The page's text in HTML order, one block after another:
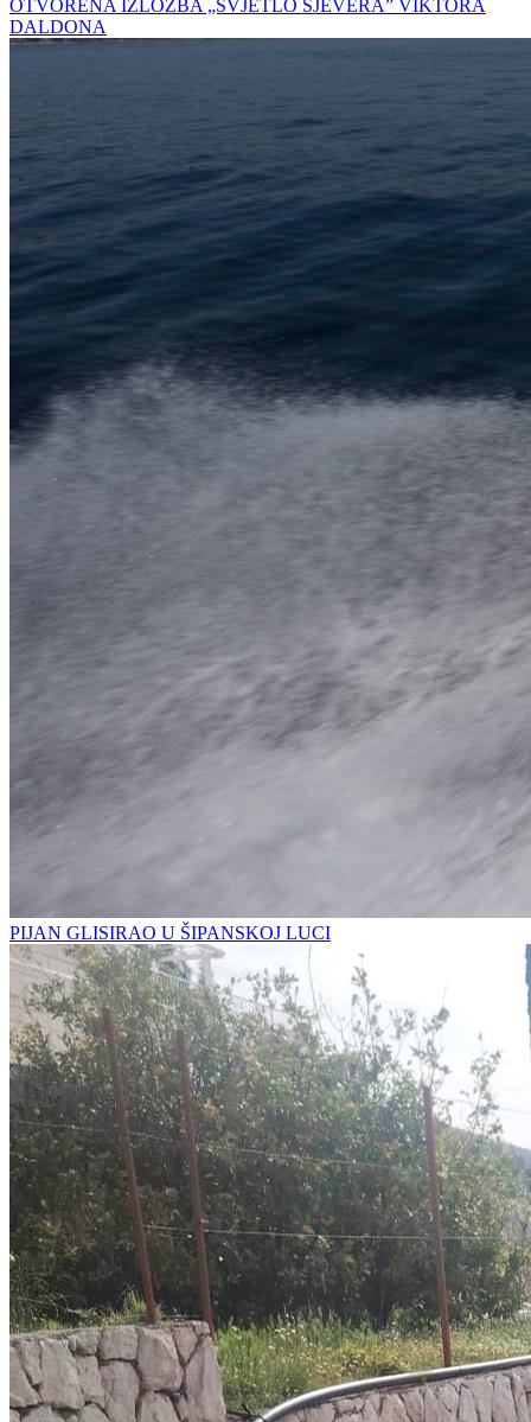
OTVORENA IZLOŽBA „SVJETLO SJEVERA” VIKTORA
DALDONA
PIJAN GLISIRAO U ŠIPANSKOJ LUCI